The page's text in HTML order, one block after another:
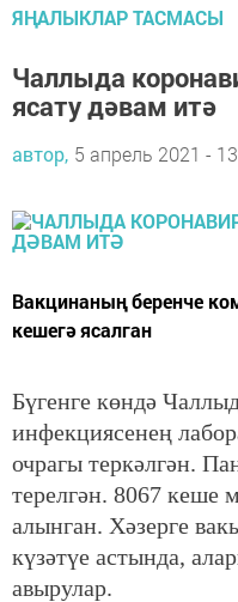
ЯҢАЛЫКЛАР ТАСМАСЫ
Чаллыда
ясату дәвам итә
автор, 5 апрель 2021 -
Вакцинаның беренче
кешегә ясалган
Бүгенге көндә
инфекциясенең
очрагы теркәлгән.
терелгән. 8067 кеше
алынган. Хәзерге
күзәтүе астында,
авырулар.